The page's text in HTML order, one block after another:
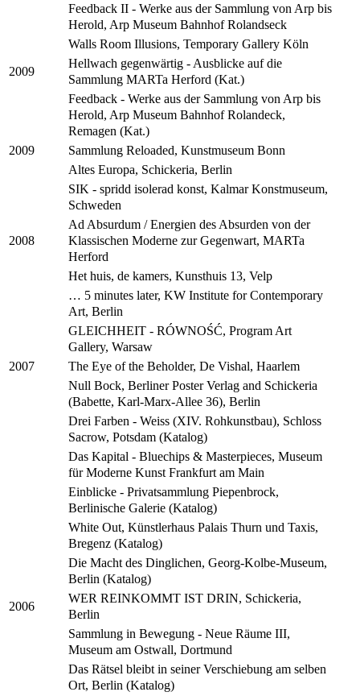
Feedback II - Werke aus der Sammlung von Arp bis
Herold, Arp Museum Bahnhof Rolandseck
Walls Room Illusions, Temporary Gallery Köln
2009
Hellwach gegenwärtig - Ausblicke auf die
Sammlung MARTa Herford (Kat.)
Feedback - Werke aus der Sammlung von Arp bis
Herold, Arp Museum Bahnhof Rolandeck,
Remagen (Kat.)
2009
Sammlung Reloaded, Kunstmuseum Bonn
Altes Europa, Schickeria, Berlin
SIK - spridd isolerad konst, Kalmar Konstmuseum,
Schweden
2008
Ad Absurdum / Energien des Absurden von der
Klassischen Moderne zur Gegenwart, MARTa
Herford
Het huis, de kamers, Kunsthuis 13, Velp
… 5 minutes later, KW Institute for Contemporary
Art, Berlin
GLEICHHEIT - RÓWNOŚĆ, Program Art
Gallery, Warsaw
2007
The Eye of the Beholder, De Vishal, Haarlem
Null Bock, Berliner Poster Verlag and Schickeria
(Babette, Karl-Marx-Allee 36), Berlin
Drei Farben - Weiss (XIV. Rohkunstbau), Schloss
Sacrow, Potsdam (Katalog)
Das Kapital - Bluechips & Masterpieces, Museum
für Moderne Kunst Frankfurt am Main
Einblicke - Privatsammlung Piepenbrock,
Berlinische Galerie (Katalog)
White Out, Künstlerhaus Palais Thurn und Taxis,
Bregenz (Katalog)
Die Macht des Dinglichen, Georg-Kolbe-Museum,
Berlin (Katalog)
2006
WER REINKOMMT IST DRIN, Schickeria,
Berlin
Sammlung in Bewegung - Neue Räume III,
Museum am Ostwall, Dortmund
Das Rätsel bleibt in seiner Verschiebung am selben
Ort, Berlin (Katalog)